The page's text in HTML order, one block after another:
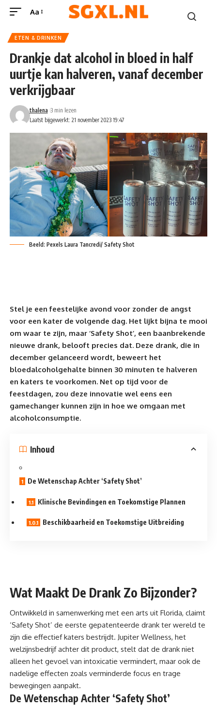
Aa
ETEN & DRINKEN
Drankje dat alcohol in bloed in half
uurtje kan halveren, vanaf december
verkrijgbaar
Laatst bijgewerkt: 21 november 2023 19:47
thalena 3 min lezen
Beeld: Pexels Laura Tancredi/ Safety Shot
Stel je een feestelijke avond voor zonder de angst
voor een kater de volgende dag. Het lijkt bijna te mooi
om waar te zijn, maar ‘Safety Shot’, een baanbrekende
nieuwe drank, belooft precies dat. Deze drank, die in
december gelanceerd wordt, beweert het
bloedalcoholgehalte binnen 30 minuten te halveren
en katers te voorkomen. Net op tijd voor de
feestdagen, zou deze innovatie wel eens een
gamechanger kunnen zijn in hoe we omgaan met
alcoholconsumptie.
Inhoud
De Wetenschap Achter ‘Safety Shot’
Klinische Bevindingen en Toekomstige Plannen
Beschikbaarheid en Toekomstige Uitbreiding
Wat Maakt De Drank Zo Bijzonder?
Ontwikkeld in samenwerking met een arts uit Florida, claimt
‘Safety Shot’ de eerste gepatenteerde drank ter wereld te
zijn die effectief katers bestrijdt. Jupiter Wellness, het
welzijnsbedrijf achter dit product, stelt dat de drank niet
alleen het gevoel van intoxicatie vermindert, maar ook de
nadelige effecten zoals verminderde focus en trage
bewegingen aanpakt.
De Wetenschap Achter ‘Safety Shot’